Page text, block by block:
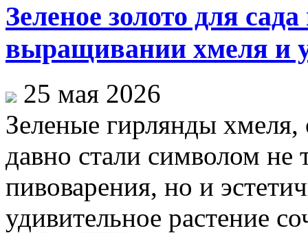
Зеленое золото для
выращивании хмеля и
25 мая 2026
Зеленые гирлянды
давно стали символом не
пивоварения, но и
удивительное растение